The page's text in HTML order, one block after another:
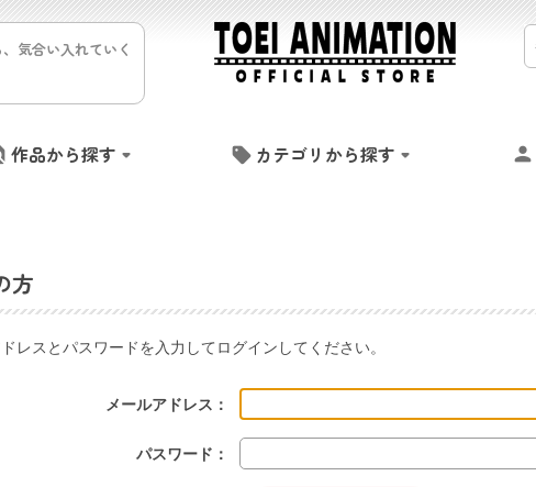
気合い入れていく
作品から探す カテゴリから探す
方
レスとパスワードを入力してログインしてください。
メールアドレス：
パスワード：